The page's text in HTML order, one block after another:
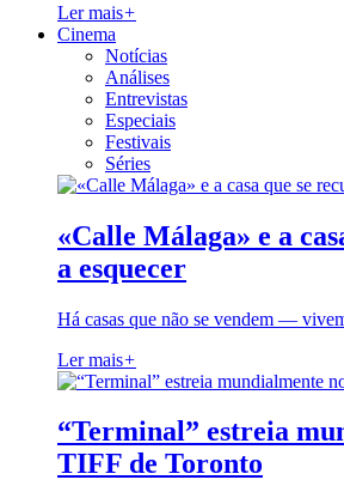
Ler mais+
Cinema
Notícias
Análises
Entrevistas
Especiais
Festivais
Séries
«Calle Málaga» e a
a esquecer
Há casas que não se vendem —
Ler mais+
“Terminal” estreia
TIFF de Toronto